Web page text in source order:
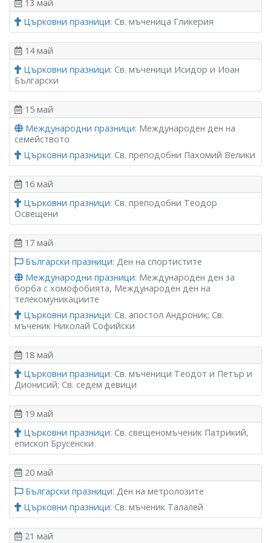
13 май
Църковни празници: Св. мъченица Гликерия
14 май
Църковни празници: Св. мъченици Исидор и Иоан
Български
15 май
Международни празници: Международен ден на
семейството
Църковни празници: Св. преподобни Пахомий Велики
16 май
Църковни празници: Св. преподобни Теодор
Освещени
17 май
Български празници: Ден на спортистите
Международни празници: Международен ден за
борба с хомофобията, Международен ден на
телекомуникациите
Църковни празници: Св. апостол Андроник; Св.
мъченик Николай Софийски
18 май
Църковни празници: Св. мъченици Теодот и Петър и
Дионисий; Св. седем девици
19 май
Църковни празници: Св. свещеномъченик Патрикий,
епископ Брусенски
20 май
Български празници: Ден на метролозите
Църковни празници: Св. мъченик Талалей
21 май